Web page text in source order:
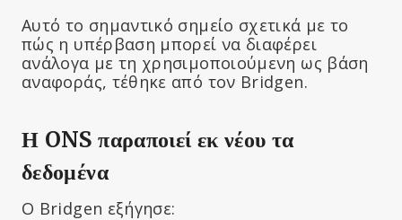
Αυτό το σημαντικό σημείο σχετικά με το
πώς η υπέρβαση μπορεί να διαφέρει
ανάλογα με τη χρησιμοποιούμενη ως βάση
αναφοράς, τέθηκε από τον Bridgen.
Η ONS παραποιεί εκ νέου τα
δεδομένα
Ο Bridgen εξήγησε: